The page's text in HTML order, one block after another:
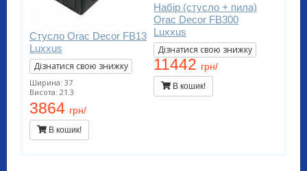
Стусло Orac Decor FB13
Luxxus
Дізнатися свою знижку
Ширина: 37
Висота: 21.3
3864 грн/
В кошик!
Набір (стусло + пила)
Orac Decor FB300
Luxxus
Дізнатися свою знижку
11442 грн/
В кошик!